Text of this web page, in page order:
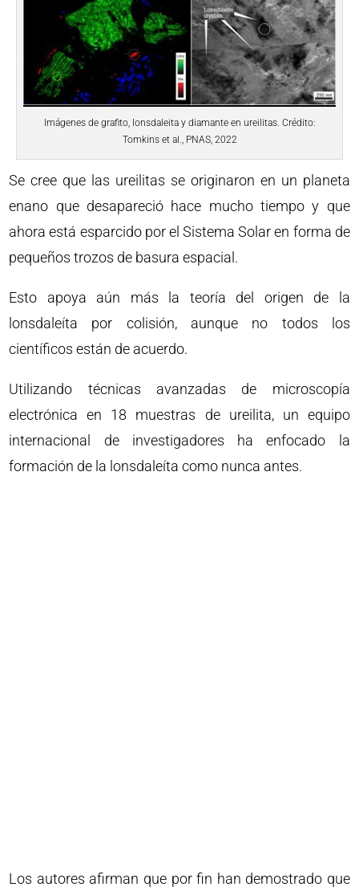
Imágenes de grafito, lonsdaleita y diamante en ureilitas. Crédito:
Tomkins et al., PNAS, 2022
Se cree que las ureilitas se originaron en un planeta
enano que desapareció hace mucho tiempo y que
ahora está esparcido por el Sistema Solar en forma de
pequeños trozos de basura espacial.
Esto apoya aún más la teoría del origen de la
lonsdaleíta por colisión, aunque no todos los
científicos están de acuerdo.
Utilizando técnicas avanzadas de microscopía
electrónica en 18 muestras de ureilita, un equipo
internacional de investigadores ha enfocado la
formación de la lonsdaleíta como nunca antes.
Los autores afirman que por fin han demostrado que